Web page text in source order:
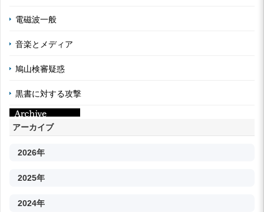
電磁波一般
音楽とメディア
鳩山検審疑惑
黒書に対する攻撃
アーカイブ
2026年
2025年
2024年